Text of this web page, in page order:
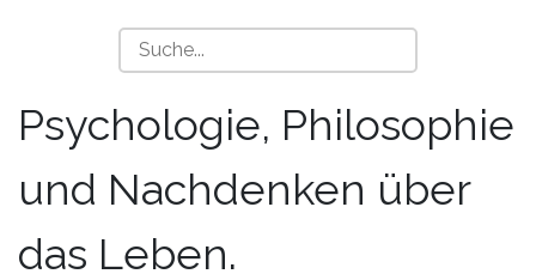
Psychologie, Philosophie
und Nachdenken über
das Leben.